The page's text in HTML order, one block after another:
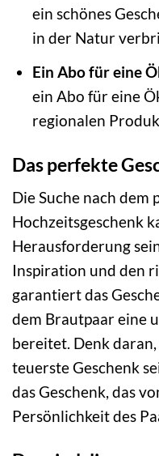
ein schönes
in der Natur
Ein Abo für eine
ein Abo für eine
regionalen
Das perfekte
Die Suche nach dem
Hochzeitsgeschenk
Herausforderung
Inspiration und den
garantiert das
dem Brautpaar eine
bereitet. Denk
teuerste Geschenk
das Geschenk, das
Persönlichkeit des